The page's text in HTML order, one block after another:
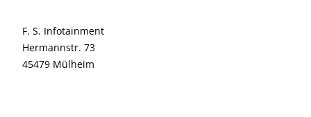
F. S. Infotainment
Hermannstr. 73
45479 Mülheim